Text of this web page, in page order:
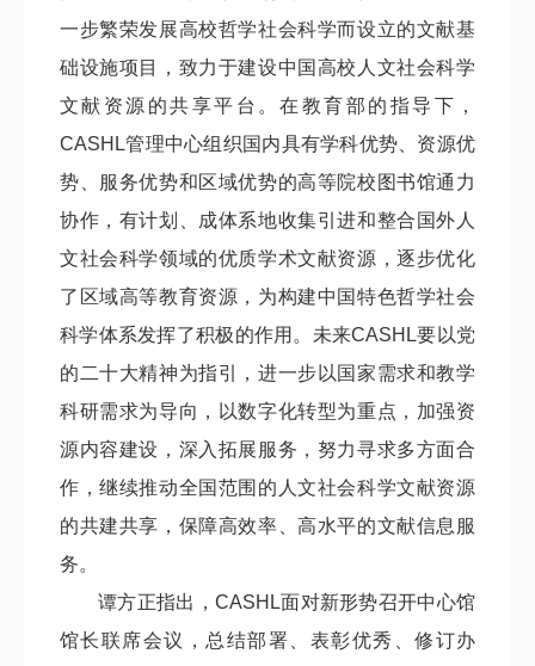
一步繁荣发展高校哲学社会科学而设立的文献基
础设施项目，致力于建设中国高校人文社会科学
文献资源的共享平台。在教育部的指导下，
CASHL管理中心组织国内具有学科优势、资源优
势、服务优势和区域优势的高等院校图书馆通力
协作，有计划、成体系地收集引进和整合国外人
文社会科学领域的优质学术文献资源，逐步优化
了区域高等教育资源，为构建中国特色哲学社会
科学体系发挥了积极的作用。未来CASHL要以党
的二十大精神为指引，进一步以国家需求和教学
科研需求为导向，以数字化转型为重点，加强资
源内容建设，深入拓展服务，努力寻求多方面合
作，继续推动全国范围的人文社会科学文献资源
的共建共享，保障高效率、高水平的文献信息服
务。
谭方正指出，CASHL面对新形势召开中心馆
馆长联席会议，总结部署、表彰优秀、修订办